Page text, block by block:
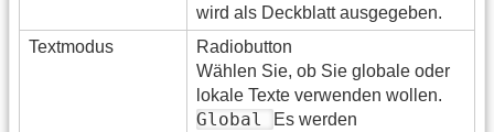
wird als Deckblatt ausgegeben.
Textmodus
Radiobutton
Wählen Sie, ob Sie globale oder
lokale Texte verwenden wollen.
Global
Es werden